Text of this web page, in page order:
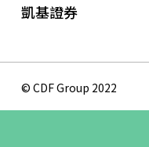
凱基證券
© CDF Group 2022